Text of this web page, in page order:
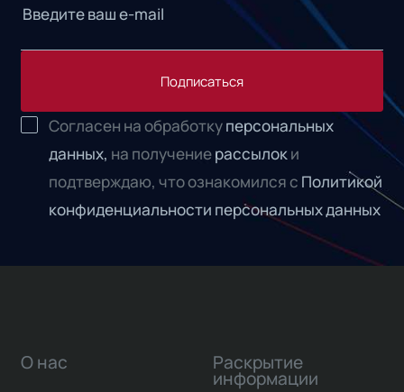
Подписаться
Согласен на обработкуперсональных
данных, на получениерассылоки
подтверждаю, что ознакомился с Политикой
конфиденциальности персональных данных
О нас Раскрытие
информации